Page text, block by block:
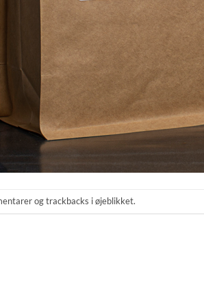
og trackbacks i øjeblikket.